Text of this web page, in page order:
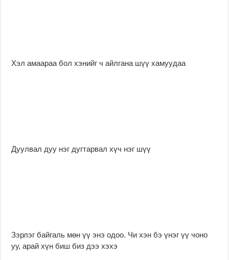
Хэл амаараа бол хэнийг ч айлгана шүү хамуудаа
Дуулвал дуу нэг дугтарвал хүч нэг шүү
Зэрлэг байгаль мөн үү энэ одоо. Чи хэн бэ үнэг үү чоно
уу, арай хүн биш биз дээ хэхэ